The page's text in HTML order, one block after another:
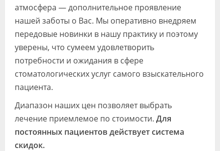
атмосфера — дополнительное проявление
нашей заботы о Вас. Мы оперативно внедряем
передовые новинки в нашу практику и поэтому
уверены, что сумеем удовлетворить
потребности и ожидания в сфере
стоматологических услуг самого взыскательного
пациента.
Диапазон наших цен позволяет выбрать
лечение приемлемое по стоимости. Для
постоянных пациентов действует система
скидок.